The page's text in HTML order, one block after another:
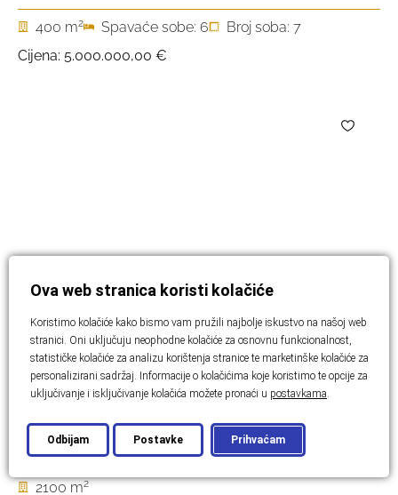
400 m2 Spavaće sobe: 6
Broj soba: 7
Cijena: 5.000.000,00 €
ZADAR
pogledom na zadarski arhipelag
2100 m2
Ova web stranica koristi kolačiće
Koristimo kolačiće kako bismo vam pružili najbolje iskustvo na našoj web
stranici. Oni uključuju neophodne kolačiće za osnovnu funkcionalnost,
statističke kolačiće za analizu korištenja stranice te marketinške kolačiće za
personalizirani sadržaj. Informacije o kolačićima koje koristimo te opcije za
uključivanje i isključivanje kolačića možete pronaći u postavkama.
Prihvaćam
Odbijam Postavke